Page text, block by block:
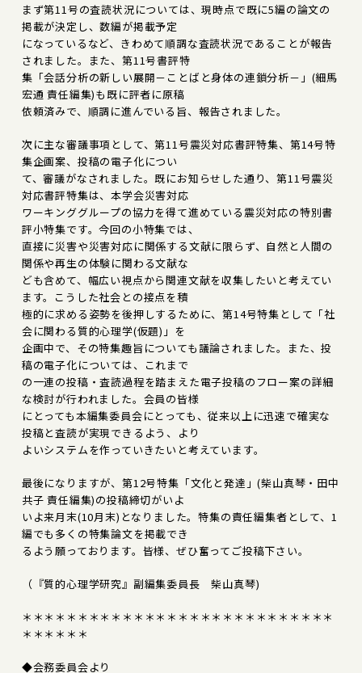
まず第11号の査読状況については、現時点で既に5編の論文の
掲載が決定し、数編が掲載予定
になっているなど、きわめて順調な査読状況であることが報告
されました。また、第11号書評特
集「会話分析の新しい展開－ことばと身体の連鎖分析－」(細馬
宏通 責任編集)も既に評者に原稿
依頼済みで、順調に進んでいる旨、報告されました。
次に主な審議事項として、第11号震災対応書評特集、第14号特
集企画案、投稿の電子化につい
て、審議がなされました。既にお知らせした通り、第11号震災
対応書評特集は、本学会災害対応
ワーキンググループの協力を得て進めている震災対応の特別書
評小特集です。今回の小特集では、
直接に災害や災害対応に関係する文献に限らず、自然と人間の
関係や再生の体験に関わる文献な
ども含めて、幅広い視点から関連文献を収集したいと考えてい
ます。こうした社会との接点を積
極的に求める姿勢を後押しするために、第14号特集として「社
会に関わる質的心理学(仮題)」を
企画中で、その特集趣旨についても議論されました。また、投
稿の電子化については、これまで
の一連の投稿・査読過程を踏まえた電子投稿のフロー案の詳細
な検討が行われました。会員の皆様
にとっても本編集委員会にとっても、従来以上に迅速で確実な
投稿と査読が実現できるよう、より
よいシステムを作っていきたいと考えています。
最後になりますが、第12号特集「文化と発達」(柴山真琴・田中
共子 責任編集)の投稿締切がいよ
いよ来月末(10月末)となりました。特集の責任編集者として、1
編でも多くの特集論文を掲載でき
るよう願っております。皆様、ぜひ奮ってご投稿下さい。
（『質的心理学研究』副編集委員長 柴山真琴)
＊＊＊＊＊＊＊＊＊＊＊＊＊＊＊＊＊＊＊＊＊＊＊＊＊＊＊＊
＊＊＊＊＊＊
◆会務委員会より